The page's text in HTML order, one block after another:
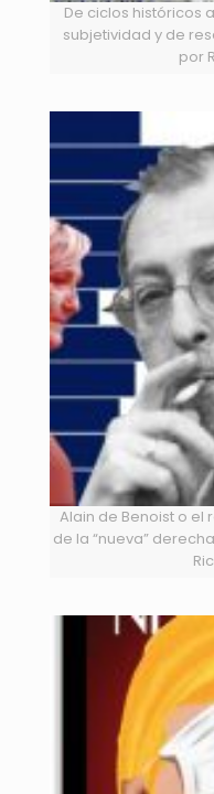
De ciclos históricos
subjetividad y de
por
Alain de Benoist o
de la “nueva”